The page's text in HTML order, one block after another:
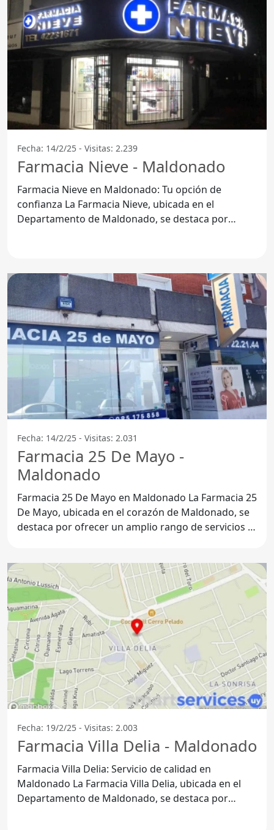
Fecha: 14/2/25 - Visitas: 2.239
Farmacia Nieve - Maldonado
Farmacia Nieve en Maldonado: Tu opción de
confianza La Farmacia Nieve, ubicada en el
Departamento de Maldonado, se destaca por
Fecha: 14/2/25 - Visitas: 2.031
Farmacia 25 De Mayo -
Maldonado
Farmacia 25 De Mayo en Maldonado La Farmacia 25
De Mayo, ubicada en el corazón de Maldonado, se
destaca por ofrecer un amplio rango de servicios y
Fecha: 19/2/25 - Visitas: 2.003
Farmacia Villa Delia - Maldonado
Farmacia Villa Delia: Servicio de calidad en
Maldonado La Farmacia Villa Delia, ubicada en el
Departamento de Maldonado, se destaca por